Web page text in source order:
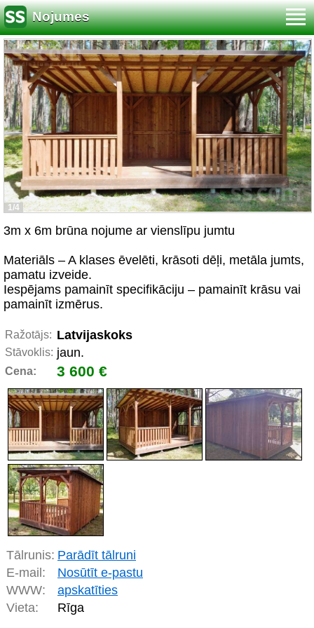
Nojumes
1/4
3m x 6m brūna nojume ar vienslīpu jumtu
Materiāls – A klases ēvelēti, krāsoti dēļi, metāla jumts,
pamatu izveide.
Iespējams pamainīt specifikāciju – pamainīt krāsu vai
pamainīt izmērus.
Ražotājs: Latvijaskoks
Stāvoklis: jaun.
Cena: 3 600 €
Tālrunis: Parādīt tālruni
E-mail:
Nosūtīt e-pastu
WWW:
apskatīties
Vieta:
Rīga